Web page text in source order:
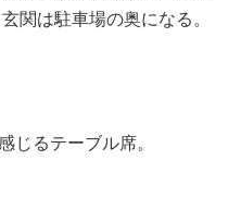
関は駐車場の奥になる。
じるテーブル席。